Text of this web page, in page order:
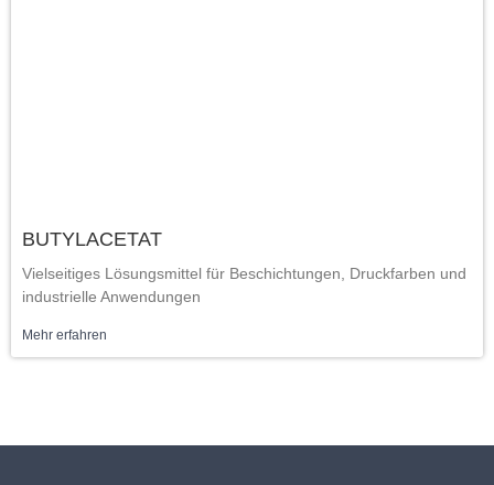
BUTYLACETAT
Vielseitiges Lösungsmittel für Beschichtungen, Druckfarben und
industrielle Anwendungen
Mehr erfahren